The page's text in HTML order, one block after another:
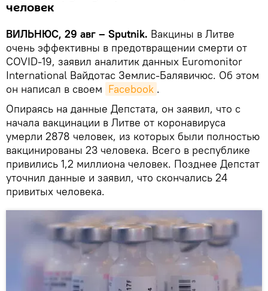
человек
ВИЛЬНЮС, 29 авг – Sputnik. Вакцины в Литве
очень эффективны в предотвращении смерти от
COVID-19, заявил аналитик данных Euromonitor
International Вайдотас Землис-Балявичюс. Об этом
он написал в своем Facebook .
Опираясь на данные Депстата, он заявил, что с
начала вакцинации в Литве от коронавируса
умерли 2878 человек, из которых были полностью
вакцинированы 23 человека. Всего в республике
привились 1,2 миллиона человек. Позднее Депстат
уточнил данные и заявил, что скончались 24
привитых человека.